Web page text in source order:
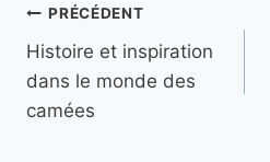
Navigation
de
l’article
PRÉCÉDENT
Histoire et inspiration
dans le monde des
camées